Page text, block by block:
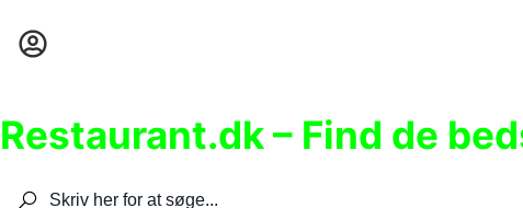
Restaurant.dk – Find de